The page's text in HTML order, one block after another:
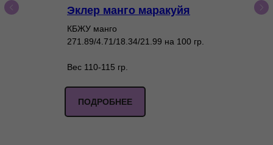
Эклер манго маракуйя
КБЖУ манго
271.89/4.71/18.34/21.99 на 100 гр.
Вес 110-115 гр.
ПОДРОБНЕЕ